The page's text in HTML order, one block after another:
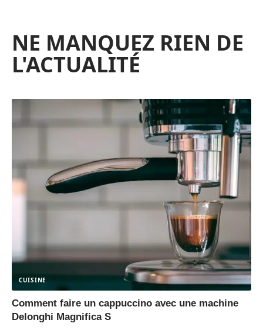
NE MANQUEZ RIEN DE
L'ACTUALITÉ
CUISINE
Comment faire un cappuccino avec une machine
Delonghi Magnifica S